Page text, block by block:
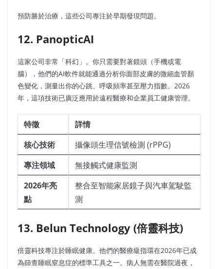
預防勝於治療，這些公司專注於早期發現問題。
12. PanopticAI
這家公司非常「科幻」。你只需要對著鏡頭（手機或電
腦），他們的AI軟件就能通過分析你面部皮膚的微細血管顏
色變化，測量出你的心跳、呼吸頻率甚至壓力指數。2026
年，這項技術已廣泛應用於遠程醫療和企業員工健康管理。
特徵
詳情
核心技術
攝像頭生理信號檢測 (rPPG)
專注領域
無接觸式健康監測
2026年亮
點
整合至智能家居鏡子與汽車駕駛監
測
13. Belun Technology (倍靈科技)
倍靈科技專注於睡眠健康。他們的醫療級指環在2026年已成
為篩查睡眠窒息症的標準工具之一。病人無需在醫院過夜，